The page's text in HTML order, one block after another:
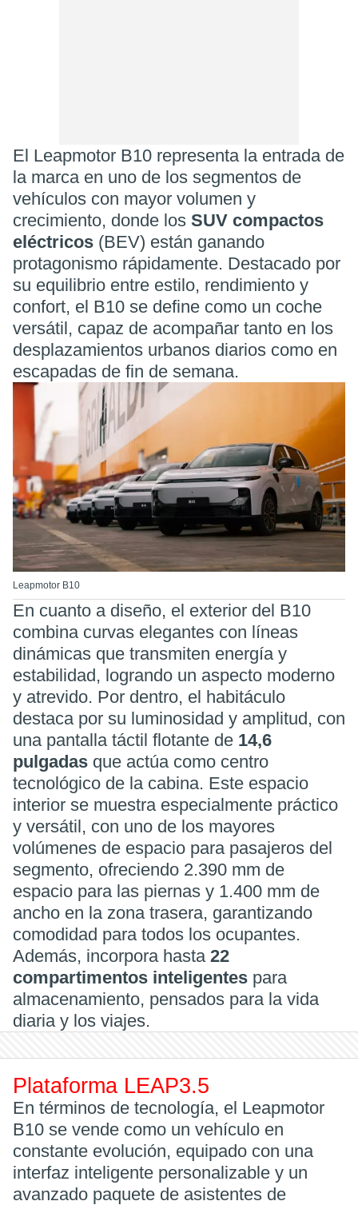
El Leapmotor B10 representa la entrada de
la marca en uno de los segmentos de
vehículos con mayor volumen y
crecimiento, donde los SUV compactos
eléctricos (BEV) están ganando
protagonismo rápidamente. Destacado por
su equilibrio entre estilo, rendimiento y
confort, el B10 se define como un coche
versátil, capaz de acompañar tanto en los
desplazamientos urbanos diarios como en
escapadas de fin de semana.
Leapmotor B10
En cuanto a diseño, el exterior del B10
combina curvas elegantes con líneas
dinámicas que transmiten energía y
estabilidad, logrando un aspecto moderno
y atrevido. Por dentro, el habitáculo
destaca por su luminosidad y amplitud, con
una pantalla táctil flotante de 14,6
pulgadas que actúa como centro
tecnológico de la cabina. Este espacio
interior se muestra especialmente práctico
y versátil, con uno de los mayores
volúmenes de espacio para pasajeros del
segmento, ofreciendo 2.390 mm de
espacio para las piernas y 1.400 mm de
ancho en la zona trasera, garantizando
comodidad para todos los ocupantes.
Además, incorpora hasta 22
compartimentos inteligentes para
almacenamiento, pensados para la vida
diaria y los viajes.
Plataforma LEAP3.5
En términos de tecnología, el Leapmotor
B10 se vende como un vehículo en
constante evolución, equipado con una
interfaz inteligente personalizable y un
avanzado paquete de asistentes de